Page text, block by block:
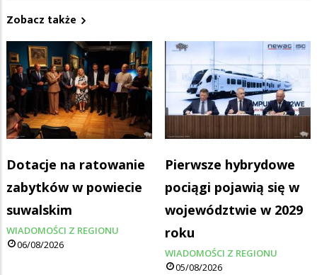
Zobacz także
Dotacje na ratowanie
zabytków w powiecie
suwalskim
WIADOMOŚCI Z REGIONU
06/08/2026
Pierwsze hybrydowe
pociągi pojawią się w
województwie w 2029
roku
WIADOMOŚCI Z REGIONU
05/08/2026